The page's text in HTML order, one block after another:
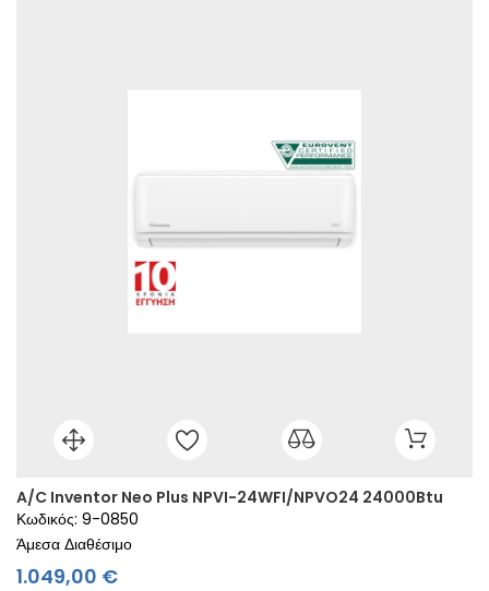
A/C Inventor Neo Plus NPVI-24WFI/NPVO24 24000Btu
Κωδικός: 9-0850
Άμεσα Διαθέσιμο
1.049,00 €Τιμή